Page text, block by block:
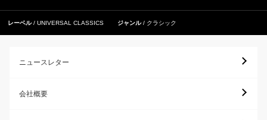
レーベル UNIVERSAL CLASSICS ジャンル クラシック
ニュースレター
会社概要